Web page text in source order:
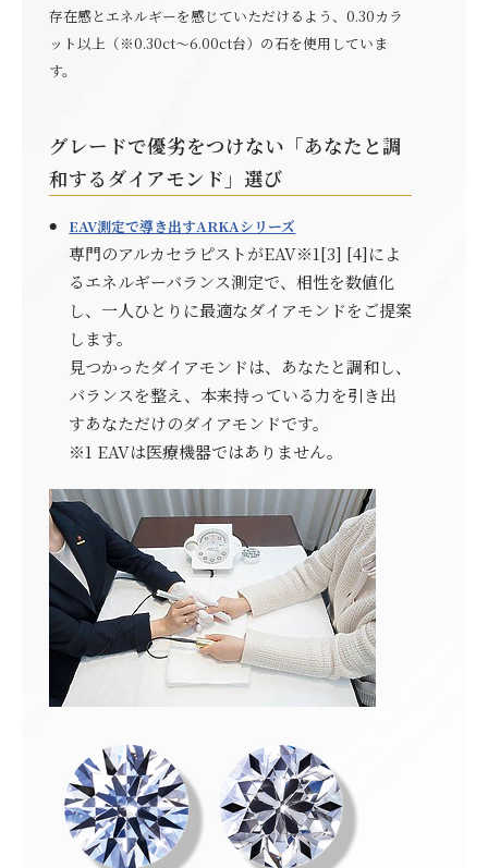
存在感とエネルギーを感じていただけるよう、0.30カラ
ット以上（※0.30ct～6.00ct台）の石を使用していま
す。
グレードで優劣をつけない「あなたと調
和するダイアモンド」選び
EAV測定で導き出すARKAシリーズ
専門のアルカセラピストがEAV※1[3] [4]によ
るエネルギーバランス測定で、相性を数値化
し、一人ひとりに最適なダイアモンドをご提案
します。
見つかったダイアモンドは、あなたと調和し、
バランスを整え、本来持っている力を引き出
すあなただけのダイアモンドです。
※1 EAVは医療機器ではありません。